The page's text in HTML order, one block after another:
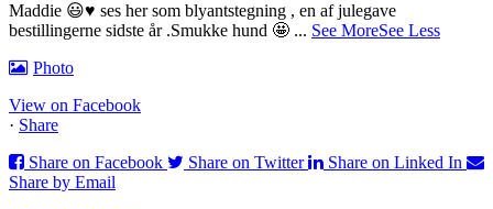
Maddie 😃♥️ ses her som blyantstegning , en af julegave
bestillingerne sidste år .Smukke hund 🤩 ... See MoreSee Less
Photo
View on Facebook
· Share
Share on Facebook
Share on Twitter
Share on Linked In
Share by Email